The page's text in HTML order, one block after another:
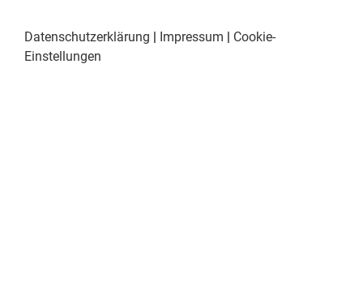
Datenschutzerklärung | Impressum | Cookie-
Einstellungen